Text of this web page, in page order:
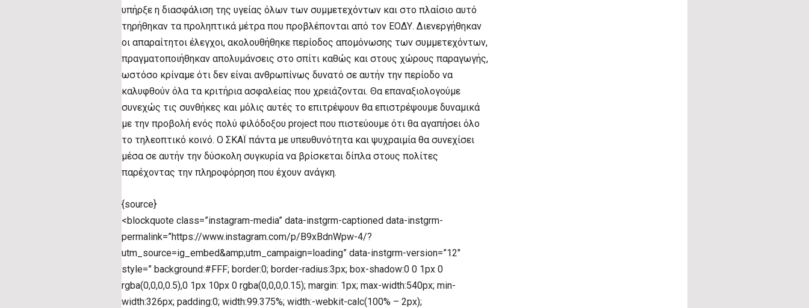
υπήρξε η διασφάλιση της υγείας όλων των συμμετεχόντων και στο πλαίσιο αυτό
τηρήθηκαν τα προληπτικά μέτρα που προβλέπονται από τον ΕΟΔΥ. Διενεργήθηκαν
οι απαραίτητοι έλεγχοι, ακολουθήθηκε περίοδος απομόνωσης των συμμετεχόντων,
πραγματοποιήθηκαν απολυμάνσεις στο σπίτι καθώς και στους χώρους παραγωγής,
ωστόσο κρίναμε ότι δεν είναι ανθρωπίνως δυνατό σε αυτήν την περίοδο να
καλυφθούν όλα τα κριτήρια ασφαλείας που χρειάζονται. Θα επαναξιολογούμε
συνεχώς τις συνθήκες και μόλις αυτές το επιτρέψουν θα επιστρέψουμε δυναμικά
με την προβολή ενός πολύ φιλόδοξου project που πιστεύουμε ότι θα αγαπήσει όλο
το τηλεοπτικό κοινό. Ο ΣΚΑΪ πάντα με υπευθυνότητα και ψυχραιμία θα συνεχίσει
μέσα σε αυτήν την δύσκολη συγκυρία να βρίσκεται δίπλα στους πολίτες
παρέχοντας την πληροφόρηση που έχουν ανάγκη.
{source}
<blockquote class=”instagram-media” data-instgrm-captioned data-instgrm-
permalink=”https://www.instagram.com/p/B9xBdnWpw-4/?
utm_source=ig_embed&amp;utm_campaign=loading” data-instgrm-version=”12″
style=” background:#FFF; border:0; border-radius:3px; box-shadow:0 0 1px 0
rgba(0,0,0,0.5),0 1px 10px 0 rgba(0,0,0,0.15); margin: 1px; max-width:540px; min-
width:326px; padding:0; width:99.375%; width:-webkit-calc(100% – 2px);